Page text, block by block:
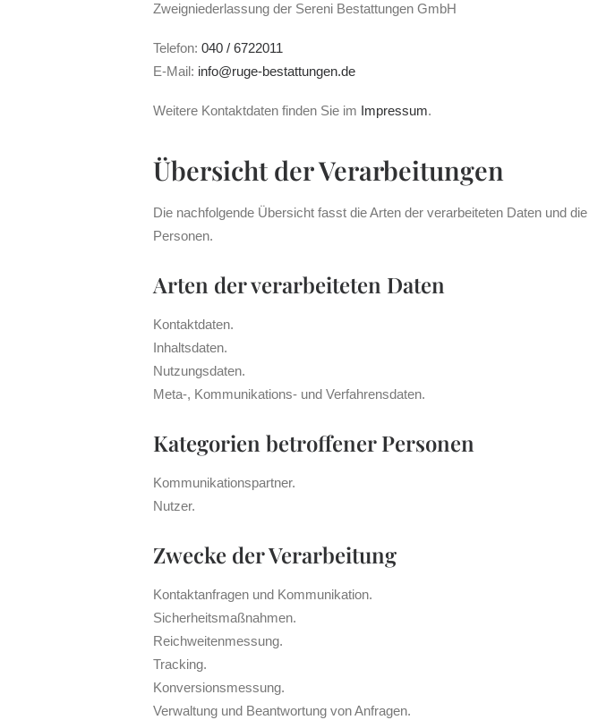
Zweigniederlassung der Sereni Bestattungen GmbH
Telefon: 040 / 6722011
E-Mail: info@ruge-bestattungen.de
Weitere Kontaktdaten finden Sie im Impressum.
Übersicht der Verarbeitungen
Die nachfolgende Übersicht fasst die Arten der verarbeiteten Daten und
Personen.
Arten der verarbeiteten Daten
Kontaktdaten.
Inhaltsdaten.
Nutzungsdaten.
Meta-, Kommunikations- und Verfahrensdaten.
Kategorien betroffener Personen
Kommunikationspartner.
Nutzer.
Zwecke der Verarbeitung
Kontaktanfragen und Kommunikation.
Sicherheitsmaßnahmen.
Reichweitenmessung.
Tracking.
Konversionsmessung.
Verwaltung und Beantwortung von Anfragen.